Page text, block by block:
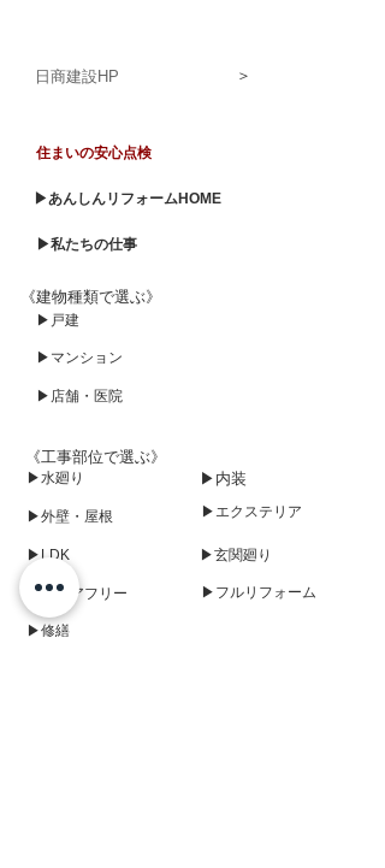
日商建設HP ＞
住まいの安心点検
▶あんしんリフォームHOME
▶私たちの仕事
《建物種類で選ぶ》
▶戸建
▶マンション
▶店舗・医院
《工事部位で選ぶ》
▶水廻り
▶外壁・屋根
▶LDK
▶バリアフリー
▶修繕
▶内装
▶エクステリア
▶玄関廻り
▶フルリフォーム